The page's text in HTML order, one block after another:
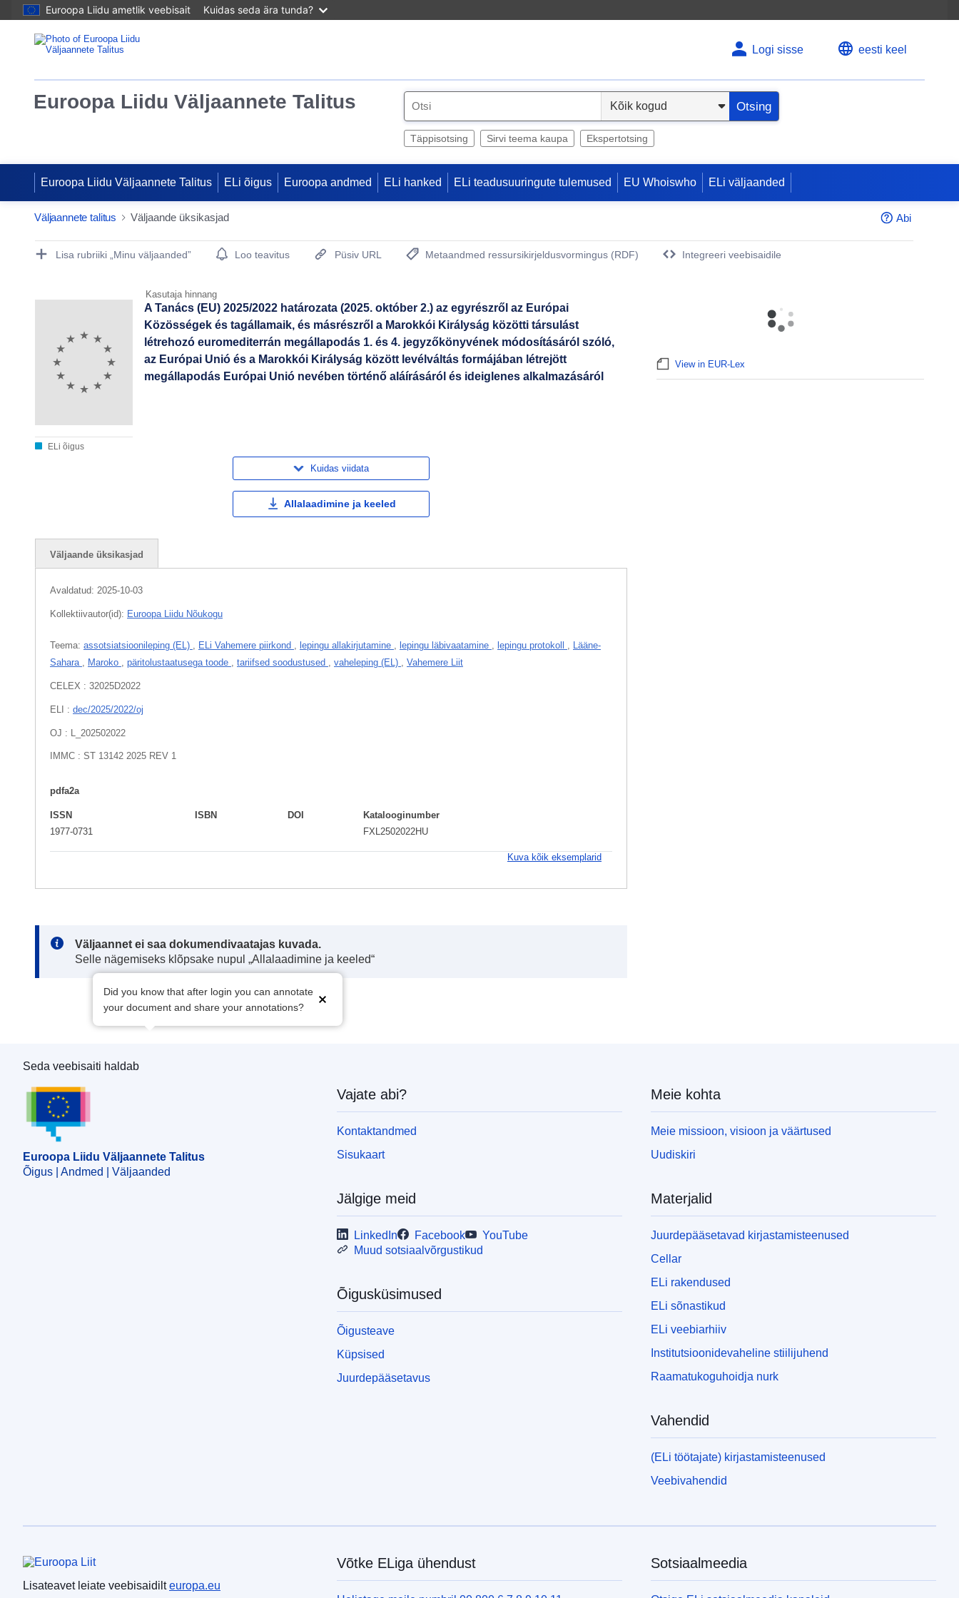
Euroopa Liidu ametlik veebisait Kuidas seda ära tunda?
Logi sisse eesti keel
Euroopa Liidu Väljaannete Talitus
e
Otsing
Täppisotsing Sirvi teema kaupa Ekspertotsing
Euroopa Liidu Väljaannete Talitus ELi õigus Euroopa andmed ELi hanked ELi teadusuuringute tulemused EU Whoiswho ELi väljaanded
Väljaannete talitus Väljaande üksikasjad Abi
Publication Detail Actions Portlet
Lisa rubriiki „Minu väljaanded” Loo teavitus Püsiv URL
Metaandmed ressursikirjeldusvormingus (RDF)
Integreeri veebisaidile
Kasutaja hinnang
ELi õigus
A Tanács (EU) 2025/2022 határozata (2025. október 2.) az egyrészről az Európai
Közösségek és tagállamaik, és másrészről a Marokkói Királyság közötti társulást
létrehozó euromediterrán megállapodás 1. és 4. jegyzőkönyvének módosításáról szóló,
az Európai Unió és a Marokkói Királyság között levélváltás formájában létrejött
megállapodás Európai Unió nevében történő aláírásáról és ideiglenes alkalmazásáról
Kuidas viidata
Allalaadimine ja keeled
Väljaande üksikasjad
Avaldatud: 2025-10-03
Kollektiivautor(id): Euroopa Liidu Nõukogu
Teema: assotsiatsioonileping (EL) , ELi Vahemere piirkond , lepingu allakirjutamine , lepingu läbivaatamine , lepingu protokoll , Lääne-
Sahara , Maroko , päritolustaatusega toode , tariifsed soodustused , vaheleping (EL) , Vahemere Liit
CELEX : 32025D2022
ELI : dec/2025/2022/oj
OJ : L_202502022
IMMC : ST 13142 2025 REV 1
pdfa2a
ISSN
1977-0731
ISBN DOI
Katalooginumber
FXL2502022HU
Kuva kõik eksemplarid
Note:
Väljaannet ei saa dokumendivaatajas kuvada.
Selle nägemiseks klõpsake nupul „Allalaadimine ja keeled“
Did you know that after login you can annotate
your document and share your annotations?
View in EUR-Lex
Euroopa Liidu Väljaannete Talitus
Seda veebisaiti haldab
Euroopa Liidu Väljaannete Talitus
Õigus | Andmed | Väljaanded
Vajate abi?
Kontaktandmed
Sisukaart
Jälgige meid
LinkedIn Facebook
YouTube
Muud sotsiaalvõrgustikud
Õigusküsimused
Õigusteave
Küpsised
Juurdepääsetavus
Meie kohta
Meie missioon, visioon ja väärtused
Uudiskiri
Materjalid
Juurdepääsetavad kirjastamisteenused
Cellar
ELi rakendused
ELi sõnastikud
ELi veebiarhiiv
Institutsioonidevaheline stiilijuhend
Raamatukoguhoidja nurk
Vahendid
(ELi töötajate) kirjastamisteenused
Veebivahendid
Euroopa Liit
Lisateavet leiate veebisaidilteuropa.eu
Võtke ELiga ühendust Sotsiaalmeedia